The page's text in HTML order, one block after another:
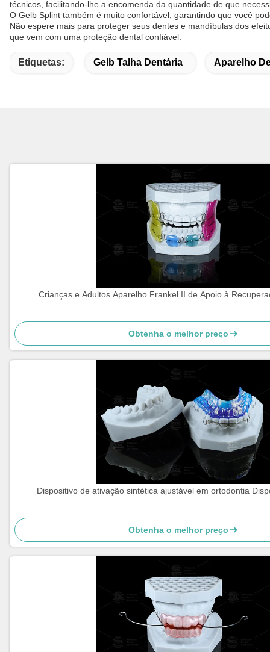
técnicos, facilitando-lhe a encomenda da quantidade de que
O Gelb Splint também é muito confortável, garantindo que você
Não espere mais para proteger seus dentes e mandíbulas dos
que vem com uma proteção dental confiável.
Etiquetas: Gelb Talha Dentária Aparelho
Crianças e Adultos Aparelho Frankel II de Apoio à
Obtenha o melhor preço
Dispositivo de ativação sintética ajustável em ortodontia
Obtenha o melhor preço